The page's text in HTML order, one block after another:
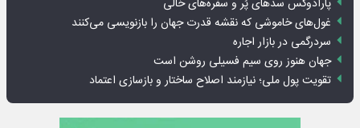
غول‌های خاموشی که نقشه قدرت جهان را بازنویسی می‌کنند
سردرگمی در بازار اجاره
جهان هنوز روی سیم فسیلی روشن است
تقویت پول ملی؛ نیازمند اصلاح ساختار و بازسازی اعتماد